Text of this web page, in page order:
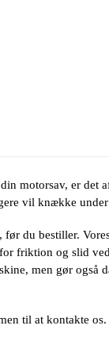
motorsav, er det
vil knække
du bestiller.
friktion og slid
men gør også
til at kontakte